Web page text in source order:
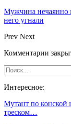
Мужчина нечаянно
него угнали
Prev Next
Комментарии
Интересное:
Мутант по конской
треском…